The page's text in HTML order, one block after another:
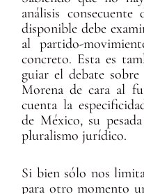
análisis
disponible debe
al partido-
concreto. Esta es
guiar el debate
Morena de cara al
cuenta la
de México, su
pluralismo jurídico.
Si bien sólo nos
para otro momento